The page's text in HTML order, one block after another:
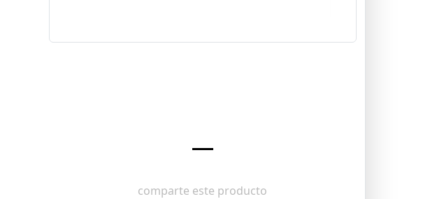
comparte este producto